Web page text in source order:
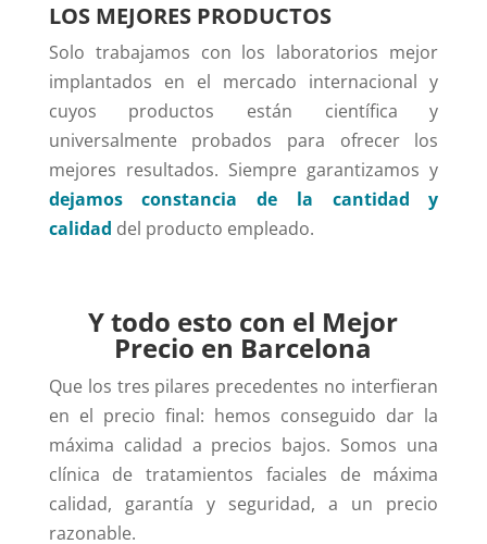
LOS MEJORES PRODUCTOS
Solo trabajamos con los laboratorios mejor
implantados en el mercado internacional y
cuyos productos están científica y
universalmente probados para ofrecer los
mejores resultados. Siempre garantizamos y
dejamos constancia de la cantidad y
calidad del producto empleado.
Y todo esto con el Mejor
Precio en Barcelona
Que los tres pilares precedentes no interfieran
en el precio final: hemos conseguido dar la
máxima calidad a precios bajos. Somos una
clínica de tratamientos faciales de máxima
calidad, garantía y seguridad, a un precio
razonable.